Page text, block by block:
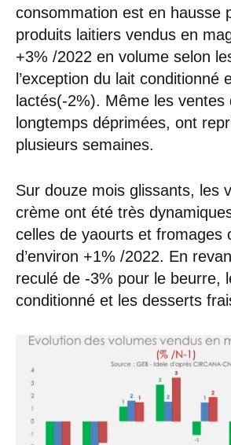
consommation est en hausse
produits laitiers vendus en
+3% /2022 en volume selon
l’exception du lait conditionné
lactés(-2%). Même les ventes
longtemps déprimées, ont
plusieurs semaines.
Sur douze mois glissants, les
crème ont été très
celles de yaourts et fromages
d’environ +1% /2022. En
reculé de -3% pour le beurre,
conditionné et les desserts